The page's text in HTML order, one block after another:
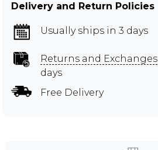
Delivery and Return Policies
Usually ships in 3 days
Returns and Exchanges
days
Free Delivery